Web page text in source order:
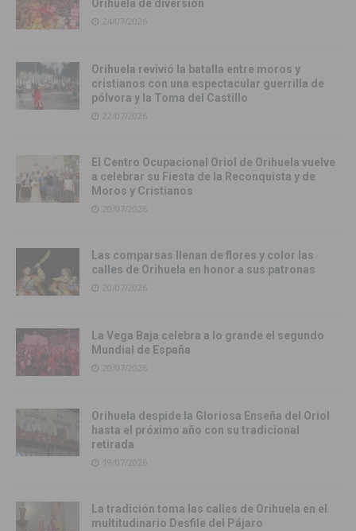
Orihuela de diversión
24/07/2026
Orihuela revivió la batalla entre moros y
cristianos con una espectacular guerrilla de
pólvora y la Toma del Castillo
22/07/2026
El Centro Ocupacional Oriol de Orihuela vuelve
a celebrar su Fiesta de la Reconquista y de
Moros y Cristianos
20/07/2026
Las comparsas llenan de flores y color las
calles de Orihuela en honor a sus patronas
20/07/2026
La Vega Baja celebra a lo grande el segundo
Mundial de España
20/07/2026
Orihuela despide la Gloriosa Enseña del Oriol
hasta el próximo año con su tradicional
retirada
19/07/2026
La tradición toma las calles de Orihuela en el
multitudinario Desfile del Pájaro